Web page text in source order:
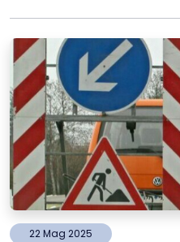
22Mag 2025